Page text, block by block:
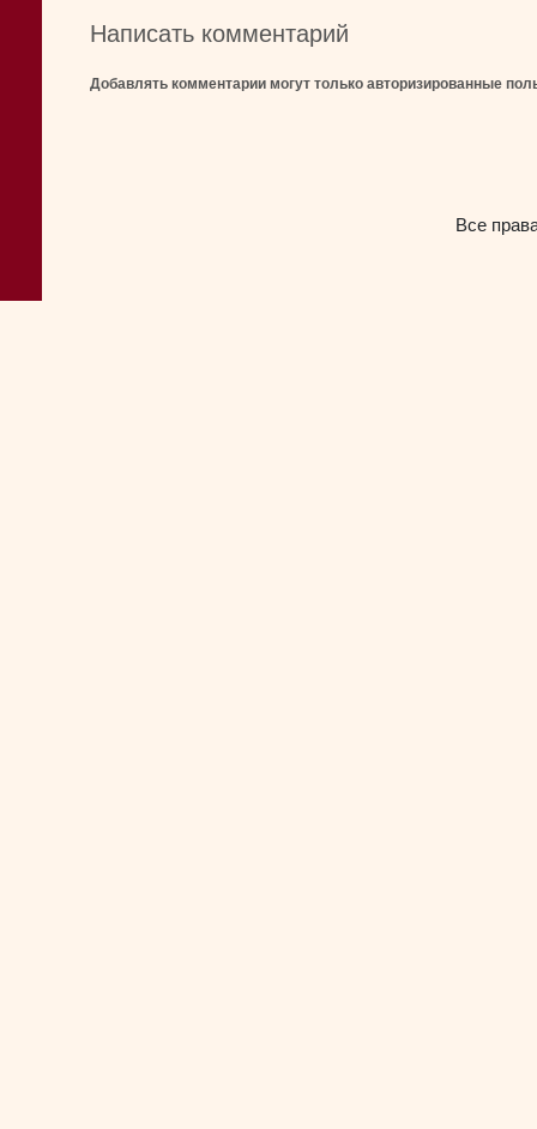
Написать комментарий
Добавлять комментарии могут только авторизированные
Все